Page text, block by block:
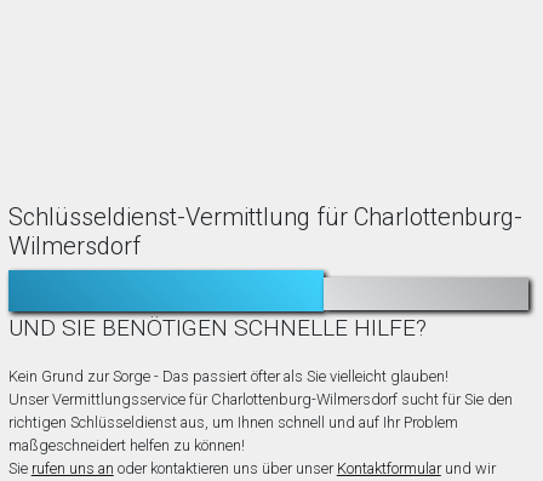
Schlüsseldienst-Vermittlung für Charlottenburg-
Wilmersdorf
TÜR ZUGEFALLEN?
UND SIE BENÖTIGEN SCHNELLE HILFE?
Kein Grund zur Sorge - Das passiert öfter als Sie vielleicht glauben!
Unser Vermittlungsservice für Charlottenburg-Wilmersdorf sucht für Sie den
richtigen Schlüsseldienst aus, um Ihnen schnell und auf Ihr Problem
maßgeschneidert helfen zu können!
Sie rufen uns an oder kontaktieren uns über unser Kontaktformularund wir